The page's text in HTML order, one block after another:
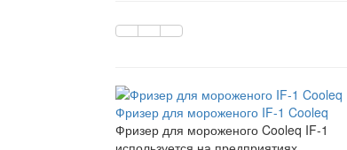
Фризер для мороженого IF-1 Cooleq
Фризер для мороженого Cooleq IF-1